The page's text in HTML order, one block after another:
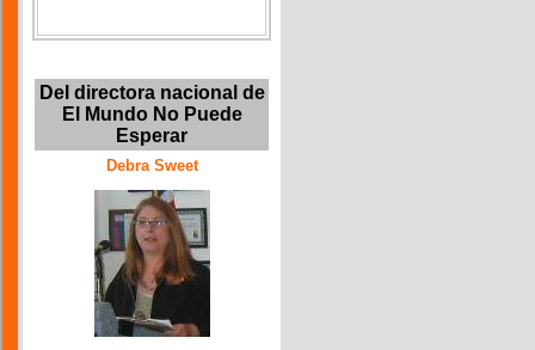
Del directora nacional de
El Mundo No Puede
Esperar
Debra Sweet